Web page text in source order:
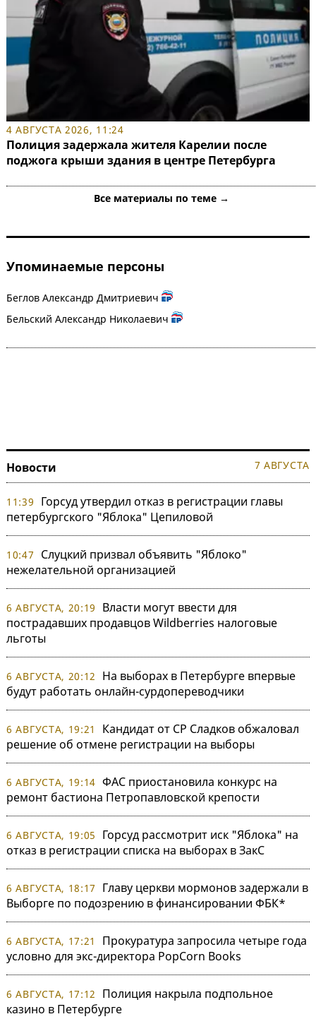
4 АВГУСТА 2026, 11:24
Полиция задержала жителя Карелии после
поджога крыши здания в центре Петербурга
Все материалы по теме →
Упоминаемые персоны
Беглов Александр Дмитриевич
Бельский Александр Николаевич
Новости 7 АВГУСТА
11:39
Горсуд утвердил отказ в регистрации главы
петербургского "Яблока" Цепиловой
10:47
Слуцкий призвал объявить "Яблоко"
нежелательной организацией
6 АВГУСТА, 20:19
Власти могут ввести для
пострадавших продавцов Wildberries налоговые
льготы
6 АВГУСТА, 20:12
На выборах в Петербурге впервые
будут работать онлайн-сурдопереводчики
6 АВГУСТА, 19:21
Кандидат от СР Сладков обжаловал
решение об отмене регистрации на выборы
6 АВГУСТА, 19:14 ФАС приостановила конкурс на
ремонт бастиона Петропавловской крепости
6 АВГУСТА, 19:05
Горсуд рассмотрит иск "Яблока" на
отказ в регистрации списка на выборах в ЗакС
6 АВГУСТА, 18:17
Главу церкви мормонов задержали в
Выборге по подозрению в финансировании ФБК*
6 АВГУСТА, 17:21
Прокуратура запросила четыре года
условно для экс-директора PopCorn Books
6 АВГУСТА, 17:12
Полиция накрыла подпольное
казино в Петербурге